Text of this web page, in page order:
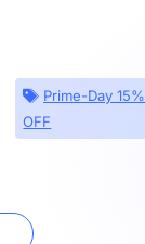
Prime-Day 15%
OFF